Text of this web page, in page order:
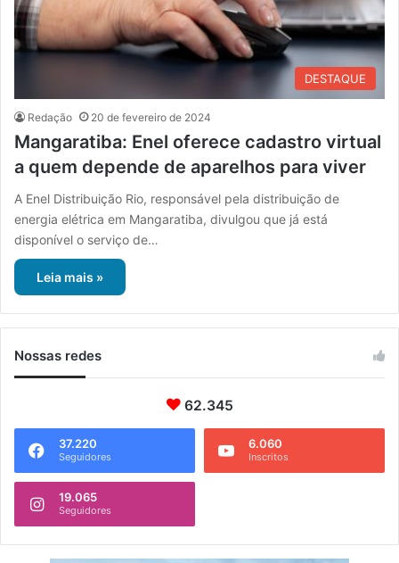
DESTAQUE
Redação 20 de fevereiro de 2024
Mangaratiba: Enel oferece cadastro virtual
a quem depende de aparelhos para viver
A Enel Distribuição Rio, responsável pela distribuição de
energia elétrica em Mangaratiba, divulgou que já está
disponível o serviço de…
Leia mais »
Nossas redes
62.345
37.220
Seguidores
6.060
Inscritos
19.065
Seguidores